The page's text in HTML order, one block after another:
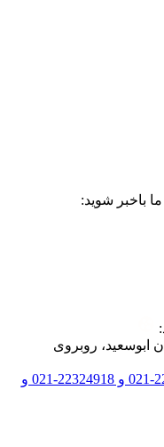
شوید:
روبروی
021-22324790 و 22324791-021 و 22324918-021 و